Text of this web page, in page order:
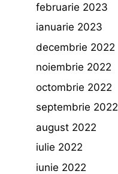
februarie 2023
ianuarie 2023
decembrie 2022
noiembrie 2022
octombrie 2022
septembrie 2022
august 2022
iulie 2022
iunie 2022